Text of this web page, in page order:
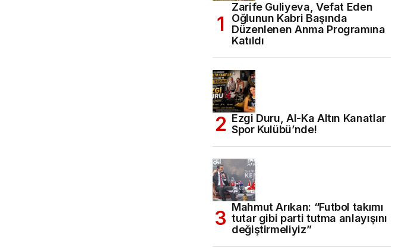
Zarife Guliyeva, Vefat Eden
Oğlunun Kabri Başında
Düzenlenen Anma Programına
Katıldı
Ezgi Duru, Al-Ka Altın Kanatlar
Spor Kulübü’nde!
Mahmut Arıkan: “Futbol takımı
tutar gibi parti tutma anlayışını
değiştirmeliyiz”